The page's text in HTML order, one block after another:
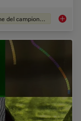
Preparazione del campione EM